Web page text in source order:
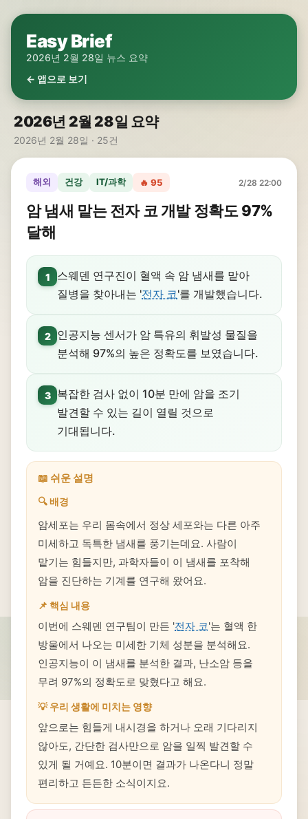
Easy Brief
2026년 2월 28일 뉴스 요약
← 앱으로 보기
2026년 2월 28일 요약
2026년 2월 28일 · 25건
해외 건강 IT/과학 🔥 95 2/28 22:00
암 냄새 맡는 전자 코 개발 정확도 97%
달해
1
스웨덴 연구진이 혈액 속 암 냄새를 맡아
질병을 찾아내는 '전자 코'를 개발했습니다.
2
인공지능 센서가 암 특유의 휘발성 물질을
분석해 97%의 높은 정확도를 보였습니다.
3
복잡한 검사 없이 10분 만에 암을 조기
발견할 수 있는 길이 열릴 것으로
기대됩니다.
📖 쉬운 설명
🔍 배경
암세포는 우리 몸속에서 정상 세포와는 다른 아주
미세하고 독특한 냄새를 풍기는데요. 사람이
맡기는 힘들지만, 과학자들이 이 냄새를 포착해
암을 진단하는 기계를 연구해 왔어요.
📌 핵심 내용
이번에 스웨덴 연구팀이 만든 '전자 코'는 혈액 한
방울에서 나오는 미세한 기체 성분을 분석해요.
인공지능이 이 냄새를 분석한 결과, 난소암 등을
무려 97%의 정확도로 맞혔다고 해요.
💡 우리 생활에 미치는 영향
앞으로는 힘들게 내시경을 하거나 오래 기다리지
않아도, 간단한 검사만으로 암을 일찍 발견할 수
있게 될 거예요. 10분이면 결과가 나온다니 정말
편리하고 든든한 소식이지요.